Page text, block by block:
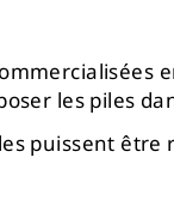
les piles
puissent être